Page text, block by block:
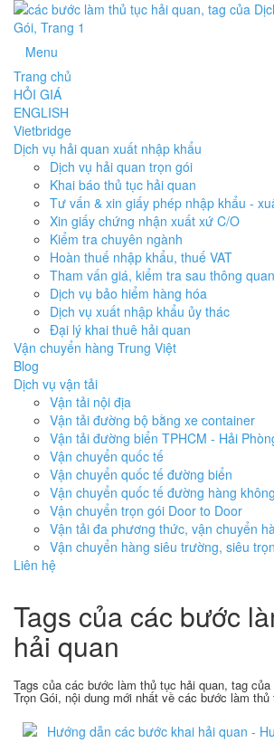
Menu
Trang chủ
HỎI GIÁ
ENGLISH
Vietbridge
Dịch vụ hải quan xuất nhập khẩu
Dịch vụ hải quan trọn gói
Khai báo thủ tục hải quan
Tư vấn & xin giấy phép nhập khẩu -
Xin giấy chứng nhận xuất xứ C/O
Kiểm tra chuyên ngành
Hoàn thuế nhập khẩu, thuế VAT
Tham vấn giá, kiểm tra sau thông quan
Dịch vụ bảo hiểm hàng hóa
Dịch vụ xuất nhập khẩu ủy thác
Đại lý khai thuê hải quan
Vận chuyển hàng Trung Việt
Blog
Dịch vụ vận tải
Vận tải nội địa
Vận tải đường bộ bằng xe container
Vận tải đường biển TPHCM - Hải
Vận chuyển quốc tế
Vận chuyển quốc tế đường biển
Vận chuyển quốc tế đường hàng không
Vận chuyển trọn gói Door to Door
Vận tải đa phương thức, vận chuyển
Vận chuyển hàng siêu trường, siêu
Liên hệ
Tags của các bước
hải quan
Tags của các bước làm thủ tục hải quan, tag của
Trọn Gói, nội dung mới nhất về các bước làm thủ